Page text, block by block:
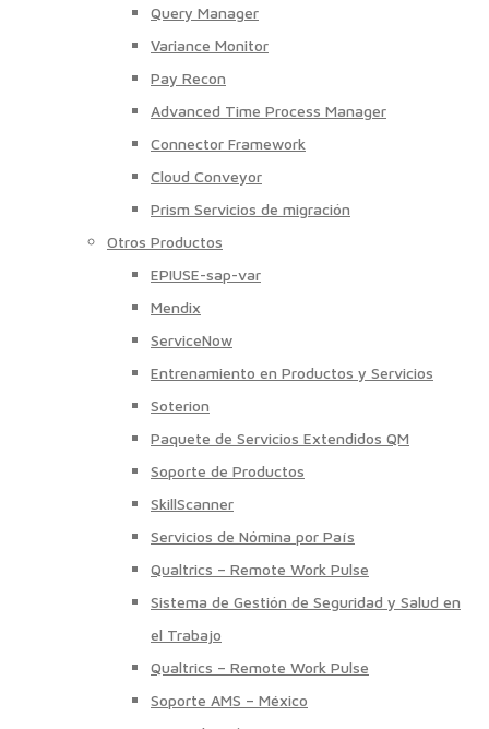
Query Manager
Variance Monitor
Pay Recon
Advanced Time Process Manager
Connector Framework
Cloud Conveyor
Prism Servicios de migración
Otros Productos
EPIUSE-sap-var
Mendix
ServiceNow
Entrenamiento en Productos y Servicios
Soterion
Paquete de Servicios Extendidos QM
Soporte de Productos
SkillScanner
Servicios de Nómina por País
Qualtrics – Remote Work Pulse
Sistema de Gestión de Seguridad y Salud en
el Trabajo
Qualtrics – Remote Work Pulse
Soporte AMS – México